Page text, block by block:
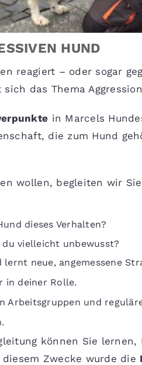
HUND
reagiert – oder sogar
das Thema
in Marcels
die zum Hund
wollen, begleiten wir
dieses Verhalten?
du vielleicht unbewusst?
lernt neue, angemessene
in deiner Rolle.
Arbeitsgruppen und
können Sie
Zwecke wurde die